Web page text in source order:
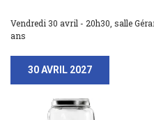
Services
Commerces/
Vendredi 30 avril - 20h30, salle
ans
30 AVRIL 2027